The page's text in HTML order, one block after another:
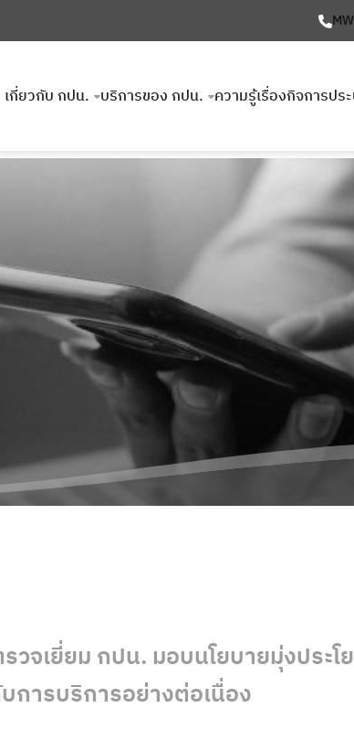
เกี่ยวกับ กปน. บริการของ กปน. ความรู้เรื่องกิจการปร
วจเยี่ยม กปน. มอบนโยบายมุ่งประ
การบริการอย่างต่อเนื่อง